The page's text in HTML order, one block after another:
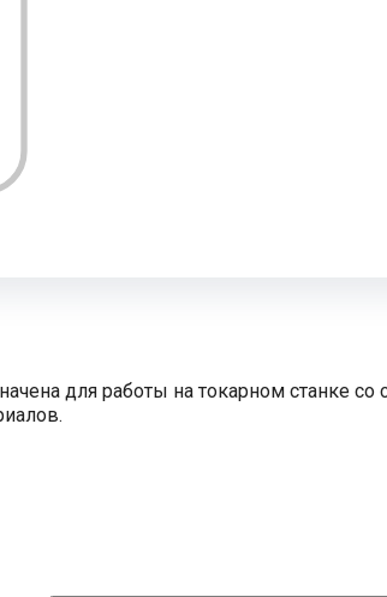
для работы на токарном станке